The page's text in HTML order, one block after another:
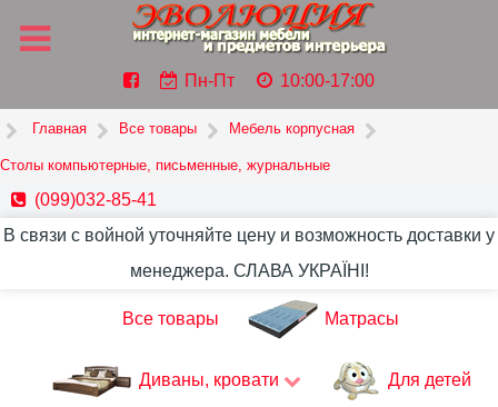
Пн-Пт 10:00-17:00
Главная Все товары Мебель корпусная
Столы компьютерные, письменные, журнальные
(099)032-85-41
В связи с войной уточняйте цену и возможность доставки у
менеджера. СЛАВА УКРАЇНІ!
Все товары Матрасы
Диваны, кровати Для детей